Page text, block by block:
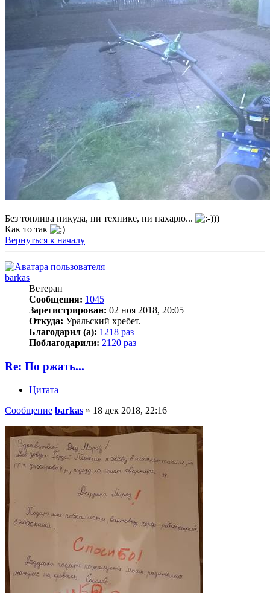
Без топлива никуда, ни технике, ни пахарю...
))
Как то так
Вернуться к началу
barkas
Ветеран
Сообщения: 1045
Зарегистрирован: 02 ноя 2018, 20:05
Откуда: Уральский хребет.
Благодарил (а): 1218 раз
Поблагодарили: 2120 раз
Re: По ржать...
Цитата
Сообщение barkas » 18 дек 2018, 22:16